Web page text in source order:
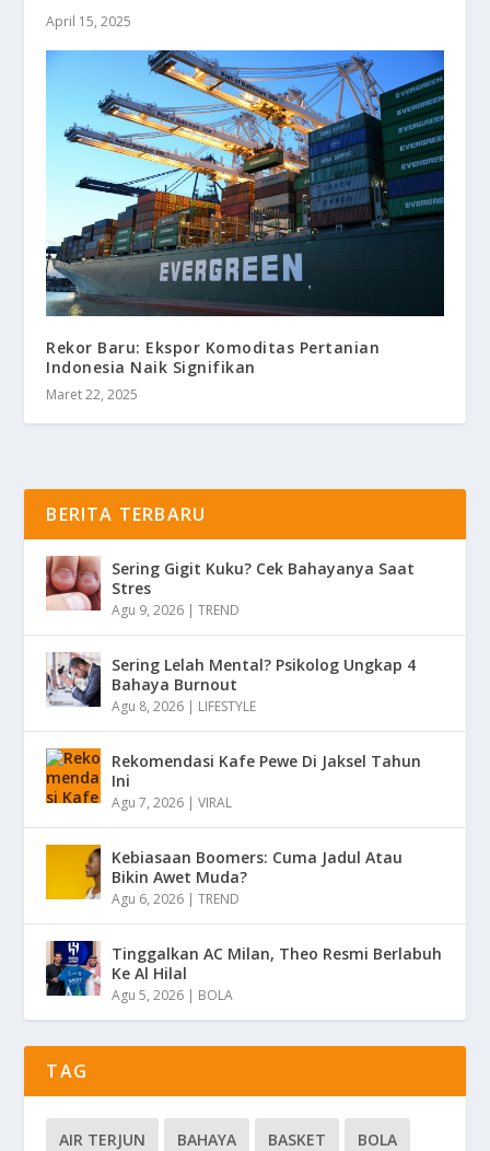
April 15, 2025
Rekor Baru: Ekspor Komoditas Pertanian
Indonesia Naik Signifikan
Maret 22, 2025
BERITA TERBARU
Sering Gigit Kuku? Cek Bahayanya Saat
Stres
Agu 9, 2026 |TREND
Sering Lelah Mental? Psikolog Ungkap 4
Bahaya Burnout
Agu 8, 2026 | LIFESTYLE
Rekomendasi Kafe Pewe Di Jaksel Tahun
Ini
Agu 7, 2026 |VIRAL
Kebiasaan Boomers: Cuma Jadul Atau
Bikin Awet Muda?
Agu 6, 2026 |TREND
Tinggalkan AC Milan, Theo Resmi Berlabuh
Ke Al Hilal
Agu 5, 2026 | BOLA
TAG
AIR TERJUN BAHAYA BASKET BOLA